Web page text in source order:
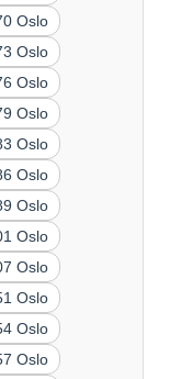
Oslo
Oslo
Oslo
Oslo
Oslo
Oslo
Oslo
Oslo
Oslo
Oslo
Oslo
Oslo